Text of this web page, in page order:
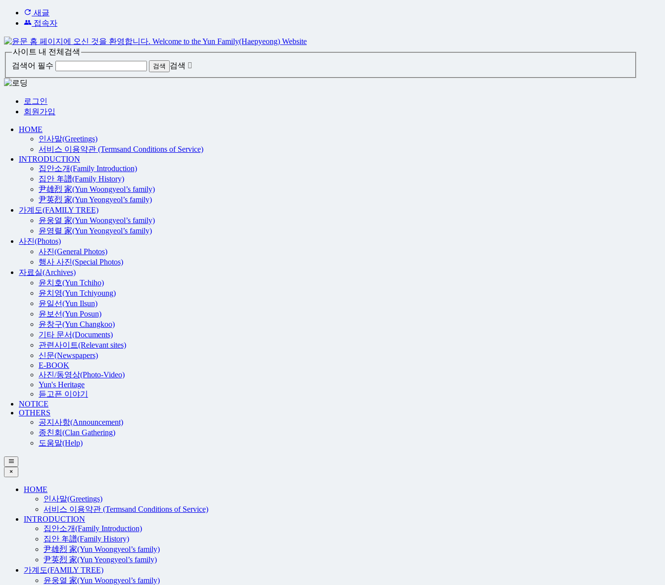
새글
접속자
사이트 내 전체검색
검색어 필수
검색
로그인
회원가입
HOME
인사말(Greetings)
서비스 이용약관 (Termsand Conditions of Service)
INTRODUCTION
집안소개(Family Introduction)
집안 年譜(Family History)
尹雄烈 家(Yun Woongyeol’s family)
尹英烈 家(Yun Yeongyeol’s family)
가계도(FAMILY TREE)
윤웅열 家(Yun Woongyeol’s family)
윤영렬 家(Yun Yeongyeol’s family)
사진(Photos)
사진(General Photos)
행사 사진(Special Photos)
자료실(Archives)
윤치호(Yun Tchiho)
윤치영(Yun Tchiyoung)
윤일선(Yun Ilsun)
윤보선(Yun Posun)
윤창구(Yun Changkoo)
기타 문서(Documents)
관련사이트(Relevant sites)
신문(Newspapers)
E-BOOK
사진/동영상(Photo-Video)
Yun's Heritage
듣고픈 이야기
NOTICE
OTHERS
공지사항(Announcement)
종친회(Clan Gathering)
도움말(Help)
HOME
인사말(Greetings)
서비스 이용약관 (Termsand Conditions of Service)
INTRODUCTION
집안소개(Family Introduction)
집안 年譜(Family History)
尹雄烈 家(Yun Woongyeol’s family)
尹英烈 家(Yun Yeongyeol’s family)
가계도(FAMILY TREE)
윤웅열 家(Yun Woongyeol’s family)